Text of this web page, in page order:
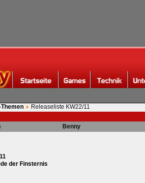
Themen
Releaseliste KW22/11
Benny
der Finsternis